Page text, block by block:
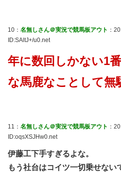
10： 名無しさん＠実況で競馬板アウト ：
ID:SAltJ+/u0.net
年に数回しかない1
な馬鹿なことして無
11： 名無しさん＠実況で競馬板アウト ：
ID:oqsXSJHw0.net
伊藤工下手すぎるよな。
もう社台はコイツ一切乗せない